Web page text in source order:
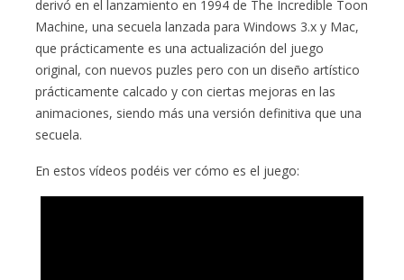
derivó en el lanzamiento en 1994 de The Incredible Toon
Machine, una secuela lanzada para Windows 3.x y Mac,
que prácticamente es una actualización del juego
original, con nuevos puzles pero con un diseño artístico
prácticamente calcado y con ciertas mejoras en las
animaciones, siendo más una versión definitiva que una
secuela.
En estos vídeos podéis ver cómo es el juego: